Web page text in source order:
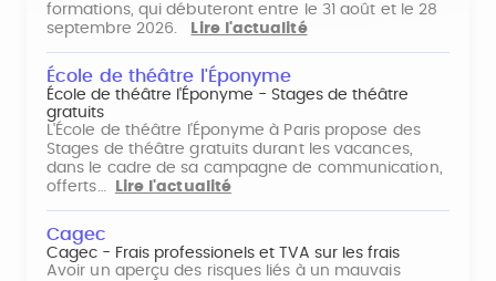
formations, qui débuteront entre le 31 août et le 28
septembre 2026.
Lire l'actualité
École de théâtre l'Éponyme
École de théâtre l'Éponyme - Stages de théâtre
gratuits
L'École de théâtre l'Éponyme à Paris propose des
Stages de théâtre gratuits durant les vacances,
dans le cadre de sa campagne de communication,
offerts…
Lire l'actualité
Cagec
Cagec - Frais professionels et TVA sur les frais
Avoir un aperçu des risques liés à un mauvais